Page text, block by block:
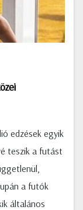
edzések egyik
teszik a futást
a futók
általános